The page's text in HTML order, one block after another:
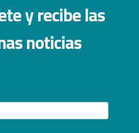
y recibe las
noticias